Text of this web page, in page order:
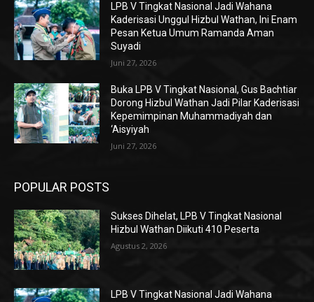
LPB V Tingkat Nasional Jadi Wahana
Kaderisasi Unggul Hizbul Wathan, Ini Enam
Pesan Ketua Umum Ramanda Aman
Suyadi
Juni 27, 2026
Buka LPB V Tingkat Nasional, Gus Bachtiar
Dorong Hizbul Wathan Jadi Pilar Kaderisasi
Kepemimpinan Muhammadiyah dan
‘Aisyiyah
Juni 27, 2026
POPULAR POSTS
Sukses Dihelat, LPB V Tingkat Nasional
Hizbul Wathan Diikuti 410 Peserta
Agustus 2, 2026
LPB V Tingkat Nasional Jadi Wahana